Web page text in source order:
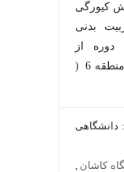
از
مسابقات 11 تیم ( از دانشگاههای منطقه 6 (
,